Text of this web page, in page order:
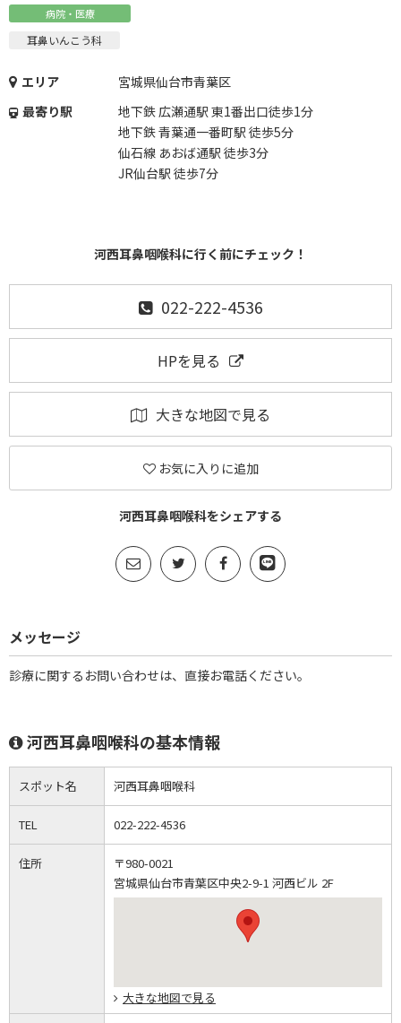
病院・医療
耳鼻いんこう科
エリア
宮城県仙台市青葉区
最寄り駅
地下鉄 広瀬通駅 東1番出口徒歩1分
地下鉄 青葉通一番町駅 徒歩5分
仙石線 あおば通駅 徒歩3分
JR仙台駅 徒歩7分
河西耳鼻咽喉科に行く前にチェック！
022-222-4536
HPを見る
大きな地図で見る
お気に入りに追加
河西耳鼻咽喉科をシェアする
メッセージ
診療に関するお問い合わせは、直接お電話ください。
河西耳鼻咽喉科の基本情報
スポット名 河西耳鼻咽喉科
TEL 022-222-4536
住所
〒980-0021
宮城県仙台市青葉区中央2-9-1 河西ビル 2F
大きな地図で見る